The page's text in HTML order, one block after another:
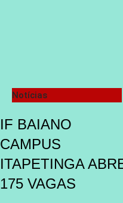
Notícias
IF BAIANO
CAMPUS
ITAPETINGA
175 VAGAS